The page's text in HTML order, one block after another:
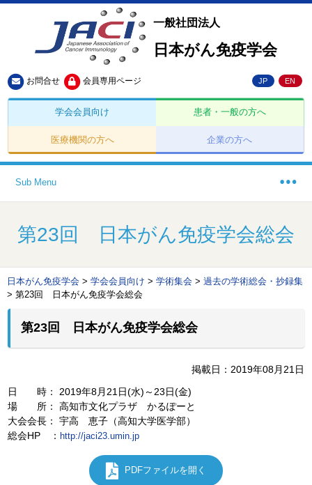
一般社団法人
日本がん免疫学会
お問合せ 会員専用ページ JP EN
学会会員向け 患者・一般の方へ
医療機関の方へ 企業の方へ
Sub Menu
第23回 日本がん免疫学会総会
日本がん免疫学会 >学会会員向け >学術集会 >過去の学術総会・抄録集
>第23回 日本がん免疫学会総会
第23回 日本がん免疫学会総会
掲載日：2019年08月21日
日 時： 2019年8月21日(水)～23日(金)
場 所： 高知市文化プラザ かるぽーと
大会会長： 宇高 恵子（高知大学医学部）
総会HP ： http://jaci23.umin.jp
PDFファイルを開く